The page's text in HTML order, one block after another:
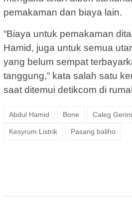
pemakaman dan biaya lain.
“Biaya untuk pemakaman
Hamid, juga untuk semua
yang belum sempat
tanggung,” kata salah satu
saat ditemui detikcom di
Abdul Hamid Bone Caleg
Kesyrum Listrik Pasang baliho